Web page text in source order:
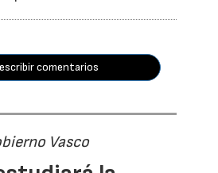
comentarios
Vasco